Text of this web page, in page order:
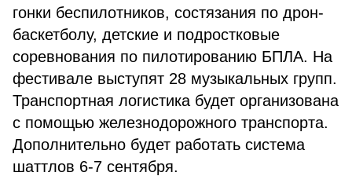
гонки беспилотников, состязания по дрон-
баскетболу, детские и подростковые
соревнования по пилотированию БПЛА. На
фестивале выступят 28 музыкальных групп.
Транспортная логистика будет организована
с помощью железнодорожного транспорта.
Дополнительно будет работать система
шаттлов 6-7 сентября.